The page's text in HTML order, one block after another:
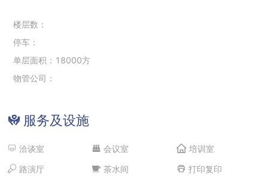
楼层数：
停车：
单层面积：18000方
物管公司：
服务及设施
洽谈室 会议室
培训室
路演厅
茶水间
打印复印